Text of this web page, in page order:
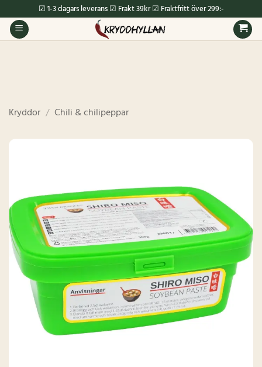
to
content
☑ 1-3 dagars leverans ☑ Frakt 39kr ☑ Fraktfritt över 299:-
Kryddor / Chili & chilipeppar